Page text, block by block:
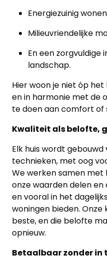
Energiezuinig wonen
Milieuvriendelijke
En een zorgvuldige
landschap.
Hier woon je niet óp
en in harmonie met de
te doen aan comfort of
Kwaliteit als belofte,
Elk huis wordt
technieken, met oog
We werken samen met
onze waarden delen en
en vooral in het
woningen bieden.
beste, en die belofte
opnieuw.
Betaalbaar zonder in